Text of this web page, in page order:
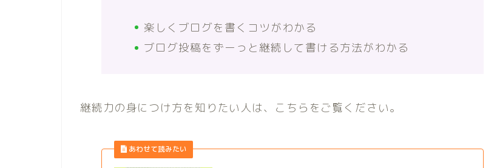
楽しくブログを書くコツがわかる
ブログ投稿をずーっと継続して書ける方法がわかる
継続力の身につけ方を知りたい人は、こちらをご覧ください。